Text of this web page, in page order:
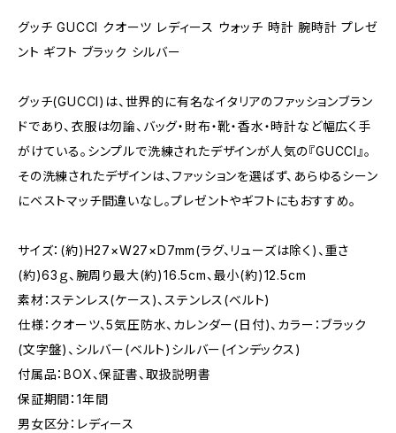
グッチ GUCCI クオーツ レディース ウォッチ 時計 腕時計 プレゼ
ント ギフト ブラック シルバー
グッチ(GUCCI)は、世界的に有名なイタリアのファッションブラン
ドであり、衣服は勿論、バッグ・財布・靴・香水・時計など幅広く手
がけている。シンプルで洗練されたデザインが人気の『GUCCI』。
その洗練されたデザインは、ファッションを選ばず、あらゆるシーン
にベストマッチ間違いなし。プレゼントやギフトにもおすすめ。
サイズ：(約)H27×W27×D7mm(ラグ、リューズは除く)、重さ
(約)63ｇ、腕周り最大(約)16.5cm、最小(約)12.5cm
素材：ステンレス(ケース)、ステンレス(ベルト)
仕様：クオーツ、5気圧防水、カレンダー(日付)、カラー：ブラック
(文字盤)、シルバー(ベルト)シルバー(インデックス)
付属品：BOX、保証書、取扱説明書
保証期間：1年間
男女区分：レディース